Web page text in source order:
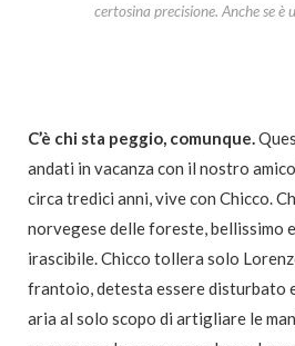
certosina precisione. Anche se è
C’è chi sta peggio, comunque.
andati in vacanza con il nostro
circa tredici anni, vive con Chicco.
norvegese delle foreste, bellissimo
irascibile. Chicco tollera solo
frantoio, detesta essere disturbato
aria al solo scopo di artigliare le